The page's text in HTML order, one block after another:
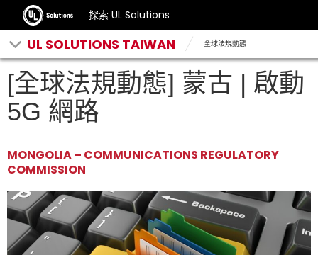
探索 UL Solutions
UL SOLUTIONS TAIWAN 全球法規動態
[全球法規動態] 蒙古 | 啟動
5G 網路
MONGOLIA – COMMUNICATIONS REGULATORY
COMMISSION